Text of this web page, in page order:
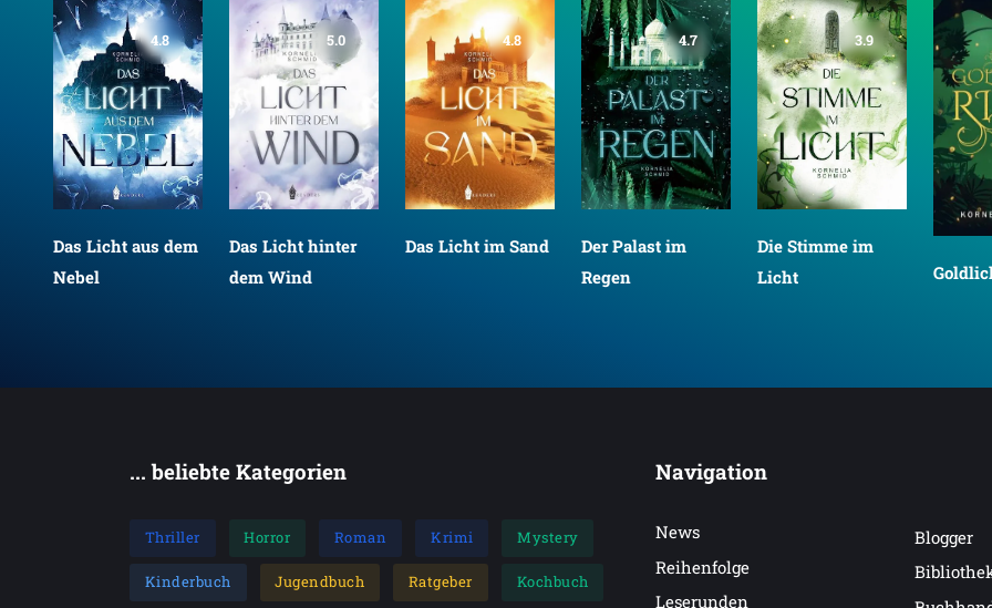
4.8
Das Licht aus dem
Nebel
5.0
Das Licht hinter
dem Wind
4.8
Das Licht im Sand
4.7
Der Palast im
Regen
3.9
Die Stimme im
Licht
... beliebte Kategorien
Thriller Horror Roman Krimi Mystery
Kinderbuch Jugendbuch Ratgeber Kochbuch
Navigation
News
Reihenfolge
Leserunden
Blogger